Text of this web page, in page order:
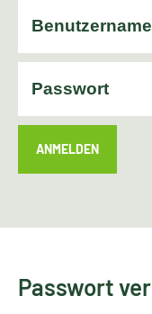
ANMELDEN
Passwort